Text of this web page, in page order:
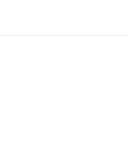
обуви и аксессуаров.
обуви в
не увеличился
обуви
зафиксировав
до 24,6 млрд пар, -
вестнике